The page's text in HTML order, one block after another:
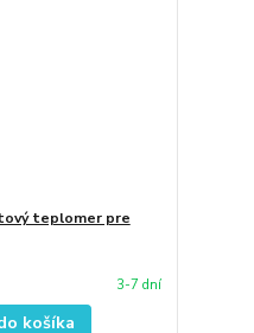
teplomer pre
3-7 dní
košíka